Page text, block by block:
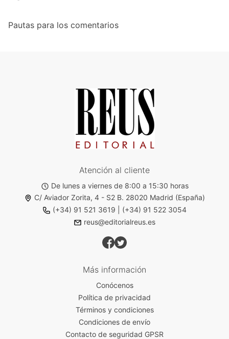
Pautas para los comentarios
Atención al cliente
De lunes a viernes de 8:00 a 15:30 horas
C/ Aviador Zorita, 4 - S2 B. 28020 Madrid (España)
(+34) 91 521 3619
(+34) 91 522 3054
reus@editorialreus.es
Más información
Conócenos
Política de privacidad
Términos y condiciones
Condiciones de envío
Contacto de seguridad GPSR